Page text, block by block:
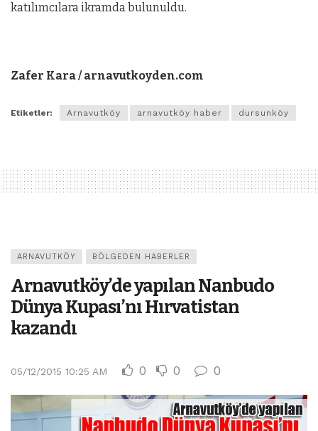
katılımcılara ikramda bulunuldu.
Zafer Kara / arnavutkoyden.com
Etiketler: Arnavutköy arnavutköy haber dursunköy
ARNAVUTKÖY BÖLGEDEN HABERLER
Arnavutköy’de yapılan Nanbudo
Dünya Kupası’nı Hırvatistan
kazandı
05/12/2015 10:25 AM 0 0 0